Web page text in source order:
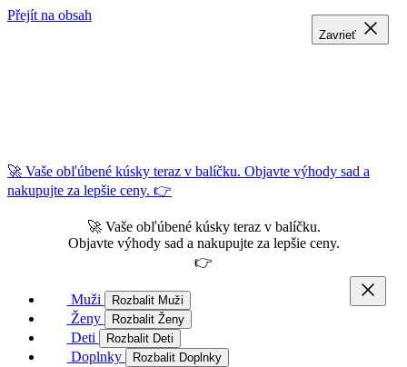
Přejít na obsah
🚀 Vaše obľúbené kúsky teraz v balíčku. Objavte výhody sad a
nakupujte za lepšie ceny. 👉
🚀 Vaše obľúbené kúsky teraz v balíčku.
Objavte výhody sad a nakupujte za lepšie ceny.
👉
Muži Rozbalit Muži
Ženy Rozbalit Ženy
Deti Rozbalit Deti
Doplnky Rozbalit Doplnky
Zavrieť
Zavrieť
Zavrieť